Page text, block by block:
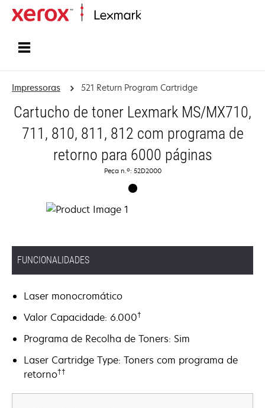
Impressoras 521 Return Program Cartridge
Cartucho de toner Lexmark MS/MX710,
711, 810, 811, 812 com programa de
retorno para 6000 páginas
Peça n.º: 52D2000
FUNCIONALIDADES
Laser monocromático
Valor Capacidade: 6.000†
Programa de Recolha de Toners: Sim
Laser Cartridge Type: Toners com programa de
retorno††